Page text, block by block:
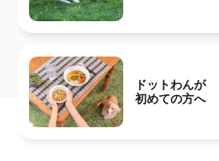
ドットわんが
初めての方へ